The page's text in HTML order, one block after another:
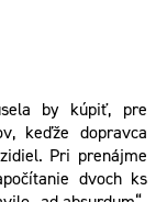
by kúpiť, pre
keďže dopravca
Pri prenájme
dvoch ks